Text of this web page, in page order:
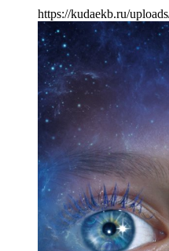
https://kudaekb.ru/